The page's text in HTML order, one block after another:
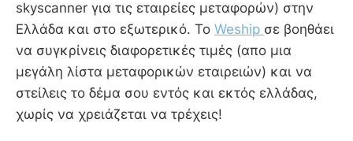
skyscanner για τις εταιρείες μεταφορών) στην
Ελλάδα και στο εξωτερικό. Το Weship σε βοηθάει
να συγκρίνεις διαφορετικές τιμές (απο μια
μεγάλη λίστα μεταφορικών εταιρειών) και να
στείλεις το δέμα σου εντός και εκτός ελλάδας,
χωρίς να χρειάζεται να τρέχεις!